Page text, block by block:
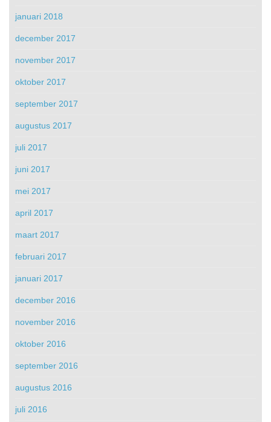
januari 2018
december 2017
november 2017
oktober 2017
september 2017
augustus 2017
juli 2017
juni 2017
mei 2017
april 2017
maart 2017
februari 2017
januari 2017
december 2016
november 2016
oktober 2016
september 2016
augustus 2016
juli 2016